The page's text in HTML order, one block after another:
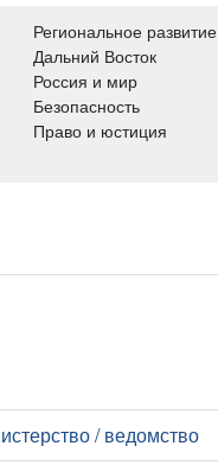
Региональное развитие
Дальний Восток
Россия и мир
Безопасность
Право и юстиция
/ ведомство